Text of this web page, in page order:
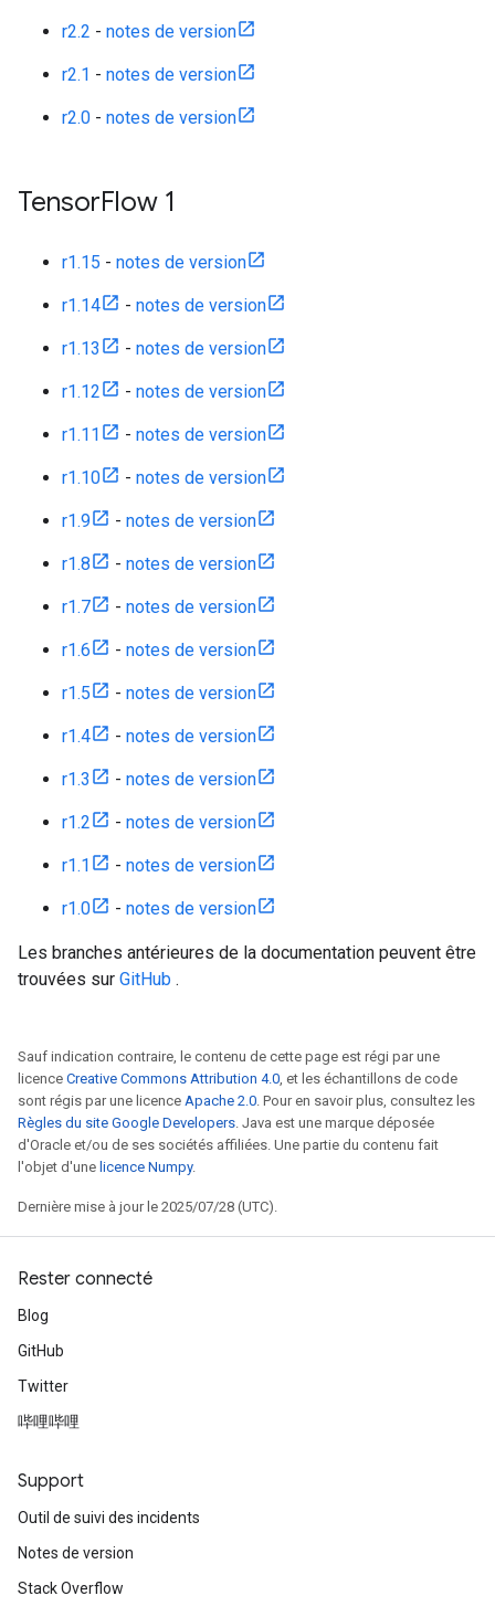
r2.2 - notes de version
r2.1 - notes de version
r2.0 - notes de version
TensorFlow 1
r1.15 - notes de version
r1.14 - notes de version
r1.13 - notes de version
r1.12 - notes de version
r1.11 - notes de version
r1.10 - notes de version
r1.9 - notes de version
r1.8 - notes de version
r1.7 - notes de version
r1.6 - notes de version
r1.5 - notes de version
r1.4 - notes de version
r1.3 - notes de version
r1.2 - notes de version
r1.1 - notes de version
r1.0 - notes de version
Les branches antérieures de la documentation peuvent être
trouvées sur GitHub .
Sauf indication contraire, le contenu de cette page est régi par une
licence Creative Commons Attribution 4.0, et les échantillons de code
sont régis par une licence Apache 2.0. Pour en savoir plus, consultez les
Règles du site Google Developers. Java est une marque déposée
d'Oracle et/ou de ses sociétés affiliées. Une partie du contenu fait
l'objet d'une licence Numpy.
Dernière mise à jour le 2025/07/28 (UTC).
Rester connecté
Blog
GitHub
Twitter
哔哩哔哩
Support
Outil de suivi des incidents
Notes de version
Stack Overflow